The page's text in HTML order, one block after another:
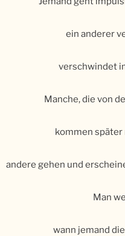
ein anderer
verschwindet
Manche, die von
kommen später
andere gehen und
Man
wann jemand